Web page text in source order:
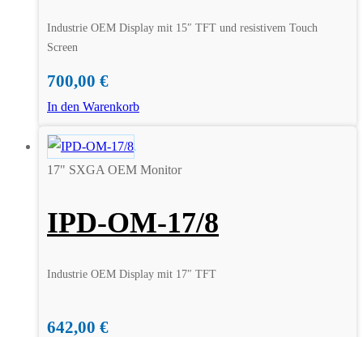
Industrie OEM Display mit 15″ TFT und resistivem Touch
Screen
700,00 €
In den Warenkorb
17" SXGA OEM Monitor
IPD-OM-17/8
Industrie OEM Display mit 17″ TFT
642,00 €